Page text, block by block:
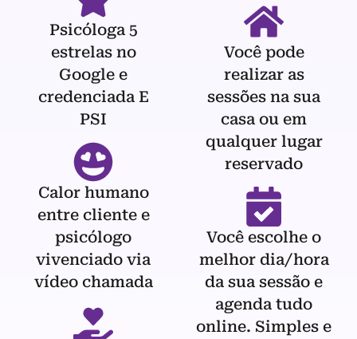
Psicóloga 5
estrelas no
Google e
credenciada E
PSI
Calor humano
entre cliente e
psicólogo
vivenciado via
vídeo chamada
Você pode
realizar as
sessões na sua
casa ou em
qualquer lugar
reservado
Você escolhe o
melhor dia/hora
da sua sessão e
agenda tudo
online. Simples e